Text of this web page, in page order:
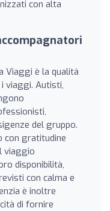
con alta
Viaggi è la qualità
viaggi. Autisti,
del gruppo.
con gratitudine
viaggio
disponibilità,
con calma e
è inoltre
di fornire